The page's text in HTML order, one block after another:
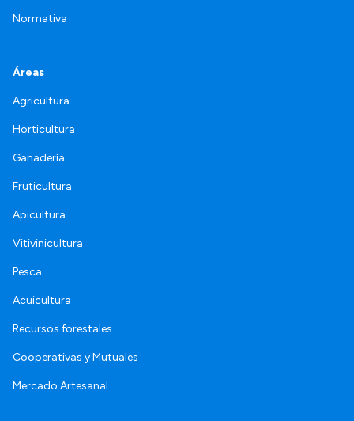
Normativa
Áreas
Agricultura
Horticultura
Ganadería
Fruticultura
Apicultura
Vitivinicultura
Pesca
Acuicultura
Recursos forestales
Cooperativas y Mutuales
Mercado Artesanal